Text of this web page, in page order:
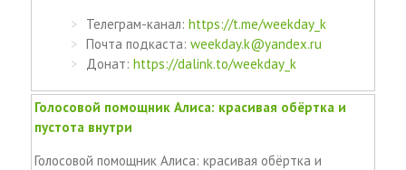
Телеграм-канал: https://t.me/weekday_k
Почта подкаста: weekday.k@yandex.ru
Донат: https://dalink.to/weekday_k
Голосовой помощник Алиса: красивая обёртка и
пустота внутри
Голосовой помощник Алиса: красивая обёртка и